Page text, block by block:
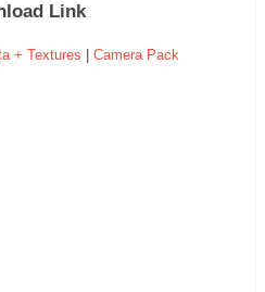
Link
+ Textures | Camera Pack